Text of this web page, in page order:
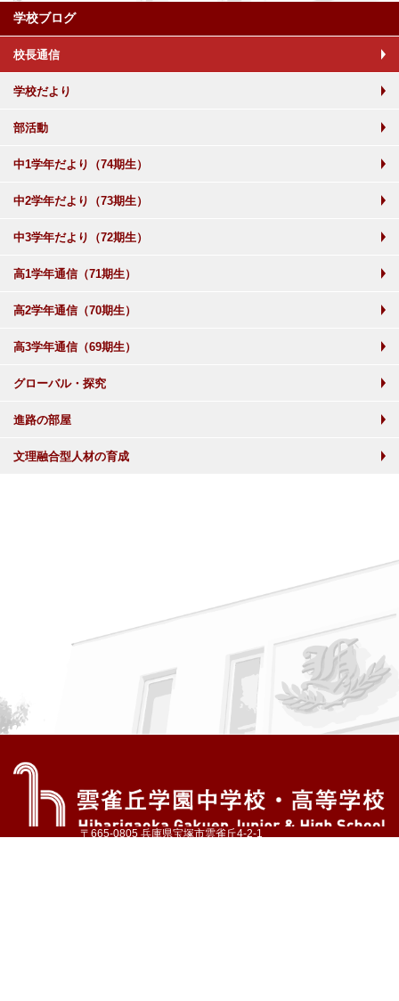
学校ブログ
校長通信
学校だより
部活動
中1学年だより（74期生）
中2学年だより（73期生）
中3学年だより（72期生）
高1学年通信（71期生）
高2学年通信（70期生）
高3学年通信（69期生）
グローバル・探究
進路の部屋
文理融合型人材の育成
〒665-0805 兵庫県宝塚市雲雀丘4-2-1